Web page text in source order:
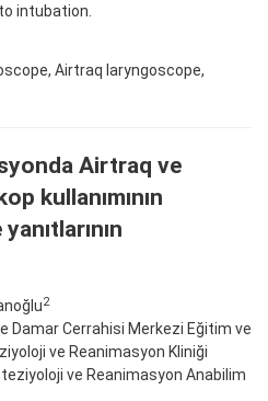
intubation.
Airtraq laryngoscope,
Airtraq ve
kullanımının
2
Damar Cerrahisi Merkezi Eğitim ve
ve Reanimasyon Kliniği
ve Reanimasyon Anabilim